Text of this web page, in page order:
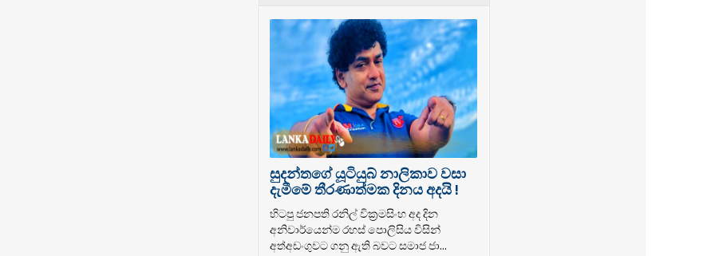
සුදන්තගේ යූටියුබ් නාලිකාව වසා
දැමීමේ තීරණාත්මක දිනය අදයි !
හිටපු ජනපති රනිල් වික්‍රමසිංහ අද දින
අනිවාර්යෙන්ම රහස් පොලිසිය විසින්
අත්අඩංගුවට ගනු ඇති බවට සමාජ ජා...